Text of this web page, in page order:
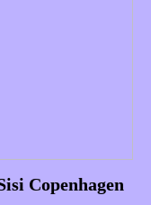
Copenhagen